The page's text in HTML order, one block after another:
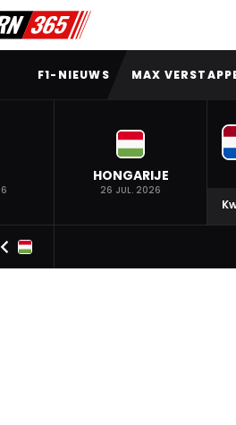
MENU
F1-NIEUWS MAX
HONGARIJE
26 JUL. 2026